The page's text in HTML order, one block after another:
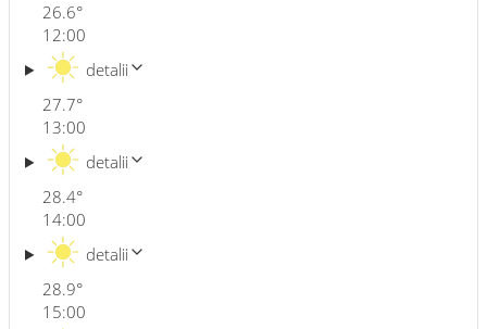
26.6°
12:00
27.7°
detalii
13:00
28.4°
detalii
14:00
28.9°
detalii
15:00